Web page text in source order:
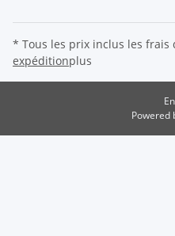
* Tous les prix inclus les frais
expéditionplus
Powered